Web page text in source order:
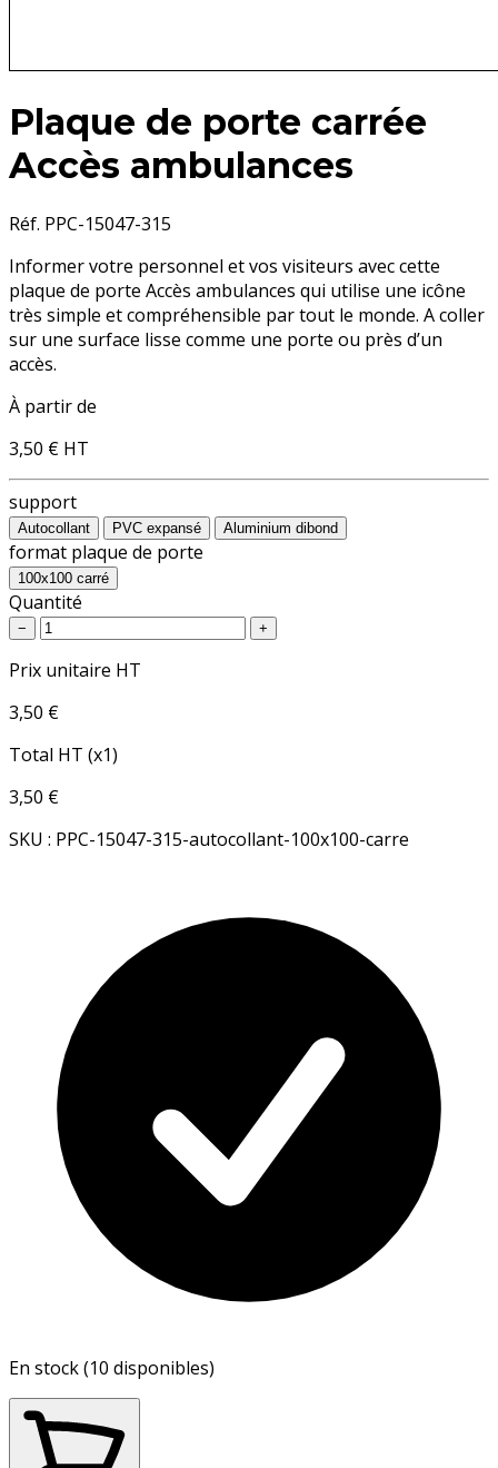
Plaque de porte carrée
Accès ambulances
Réf. PPC-15047-315
Informer votre personnel et vos visiteurs avec cette
plaque de porte Accès ambulances qui utilise une icône
très simple et compréhensible par tout le monde. A coller
sur une surface lisse comme une porte ou près d’un
accès.
À partir de
3,50 € HT
support
Autocollant PVC expansé Aluminium dibond
format plaque de porte
100x100 carré
Quantité
− +
Prix unitaire HT
3,50 €
Total HT (x1)
3,50 €
SKU : PPC-15047-315-autocollant-100x100-carre
En stock (10 disponibles)